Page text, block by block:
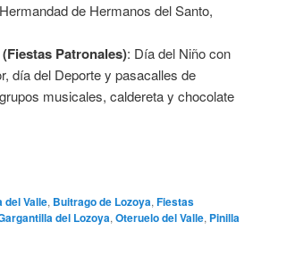
de Hermanos del Santo,
Patronales): Día del Niño con
día del Deporte y pasacalles de
musicales, caldereta y chocolate
del Valle, Buitrago de Lozoya, Fiestas
del Lozoya, Oteruelo del Valle, Pinilla